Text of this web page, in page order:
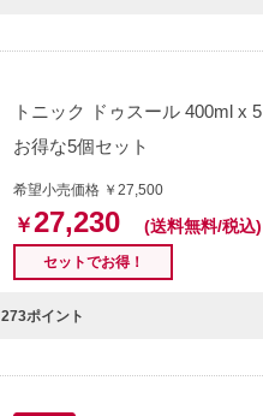
トニック ドゥスール 400ml x 5
お得な5個セット
希望小売価格 ￥27,500
￥27,230 (送料無料/税込)
セットでお得！
273ポイント